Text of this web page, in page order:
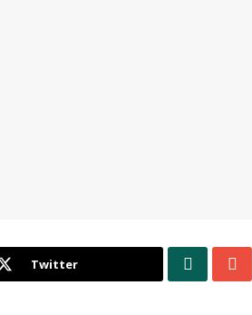
Twitter